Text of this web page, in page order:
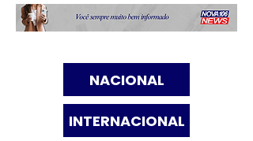
NACIONAL
INTERNACIONAL